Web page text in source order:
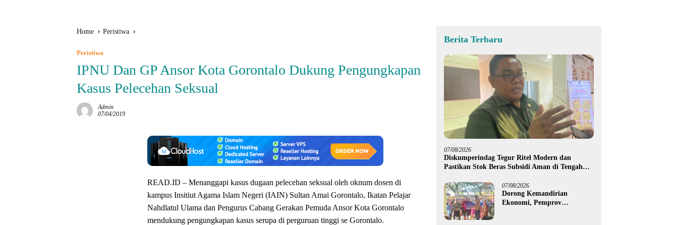
Home Peristiwa
Peristiwa
IPNU Dan GP Ansor Kota Gorontalo Dukung Pengungkapan
Kasus Pelecehan Seksual
Admin
07/04/2019
READ.ID – Menanggapi kasus dugaan pelecehan seksual oleh oknum dosen di
kampus Insitiut Agama Islam Negeri (IAIN) Sultan Amai Gorontalo, Ikatan Pelajar
Nahdlatul Ulama dan Pengurus Cabang Gerakan Pemuda Ansor Kota Gorontalo
mendukung pengungkapan kasus serupa di perguruan tinggi se Gorontalo.
Berita Terbaru
07/08/2026
Diskumperindag Tegur Ritel Modern dan
Pastikan Stok Beras Subsidi Aman di Tengah
07/08/2026
Dorong Kemandirian
Ekonomi, Pemprov